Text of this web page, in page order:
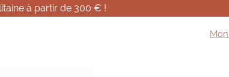
à partir de 300 € !